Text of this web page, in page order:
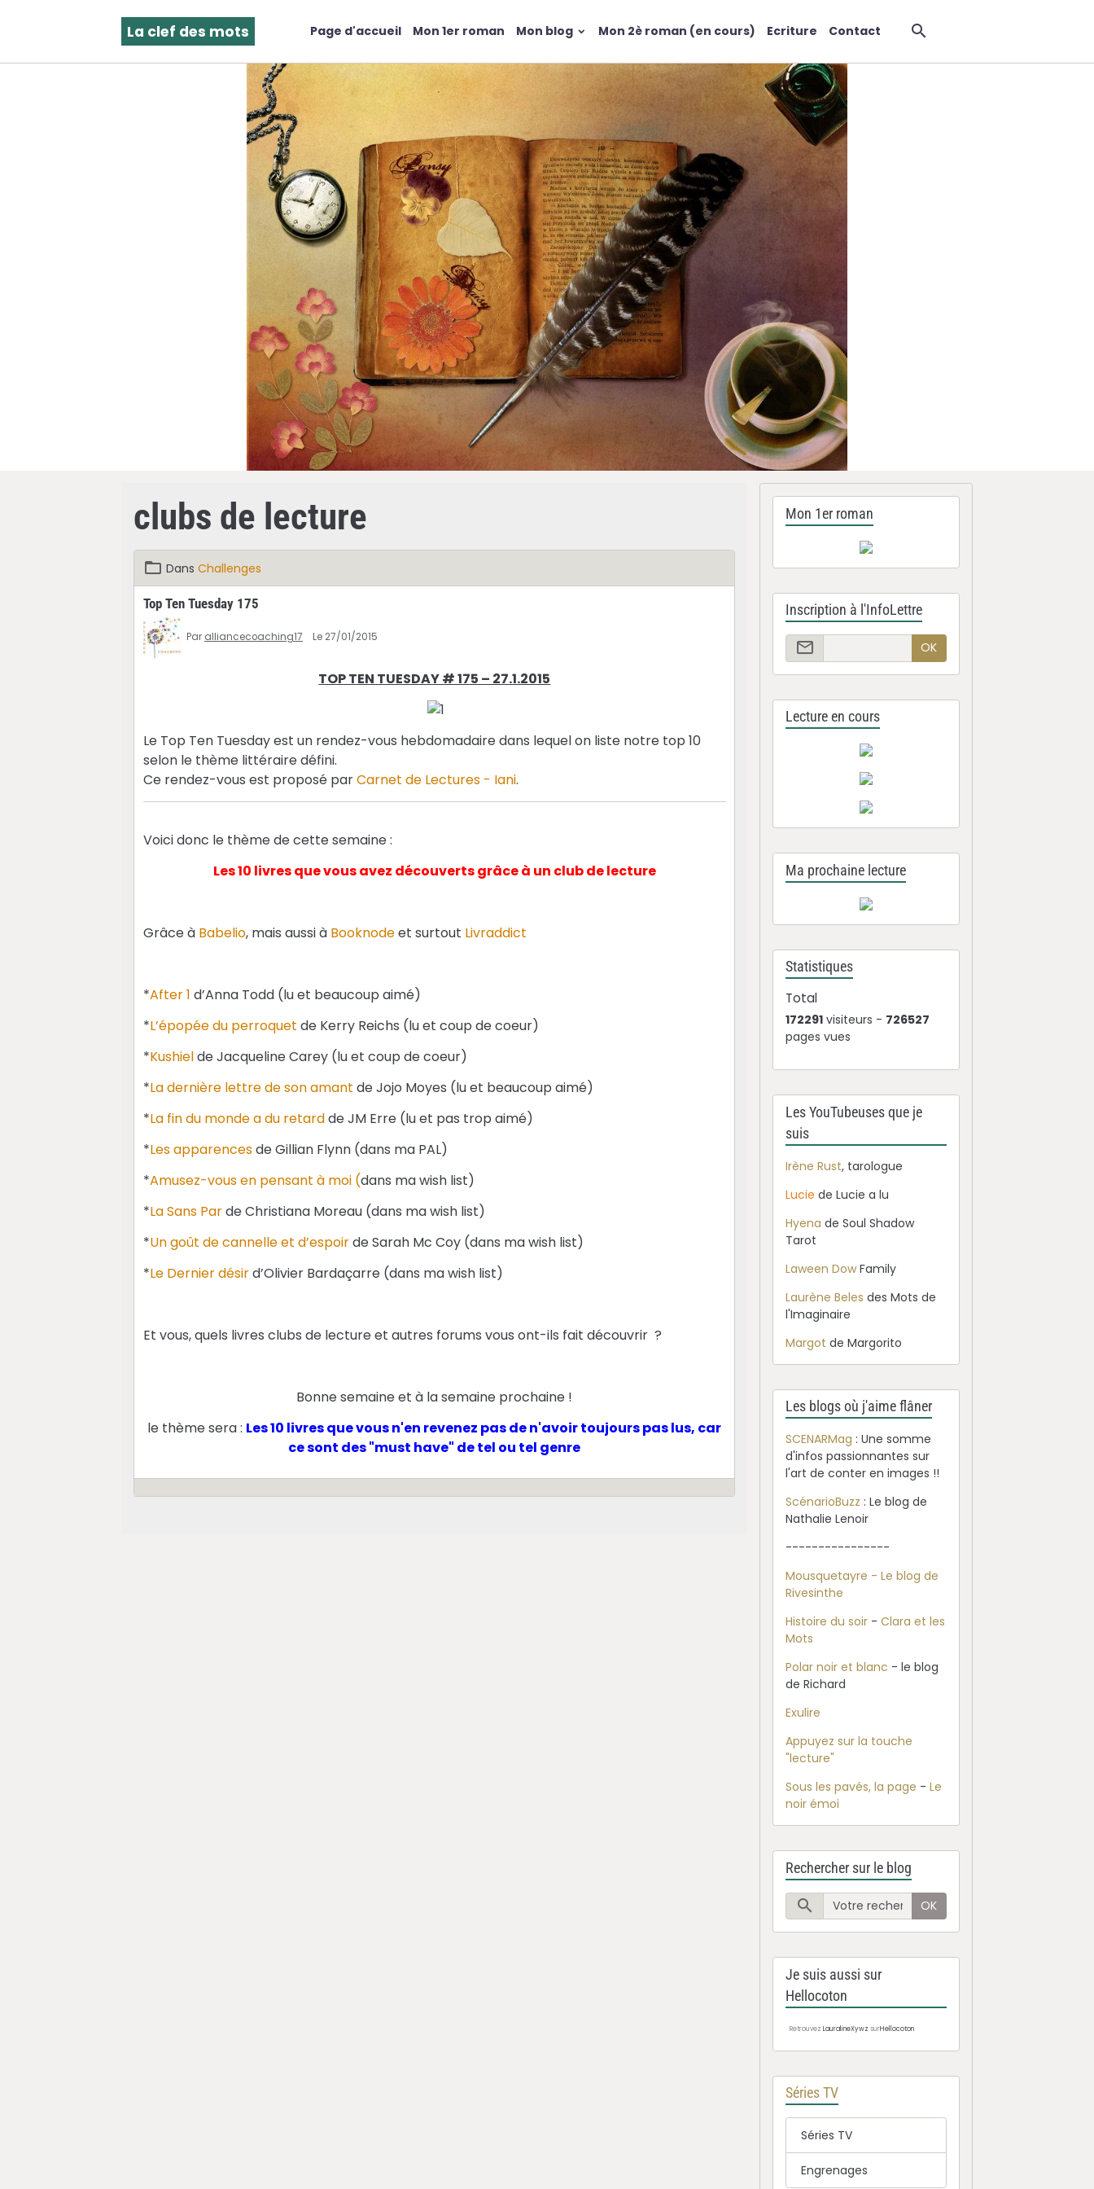
La clef des mots Page d'accueil Mon 1er roman Mon blog Mon 2è roman (en cours) Ecriture Contact
clubs de lecture
Dans Challenges
Top Ten Tuesday 175
Par alliancecoaching17 Le 27/01/2015
TOP TEN TUESDAY # 175 – 27.1.2015
Le Top Ten Tuesday est un rendez-vous hebdomadaire dans lequel on liste notre top 10
selon le thème littéraire défini.
Ce rendez-vous est proposé parCarnet de Lectures - Iani.
Voici donc le thème de cette semaine :
Les 10 livres que vous avez découverts grâce à un club de lecture
Grâce à Babelio, mais aussi à Booknodeet surtout Livraddict
*After 1 d’Anna Todd (lu et beaucoup aimé)
*L’épopée du perroquet de Kerry Reichs (lu et coup de coeur)
*Kushielde Jacqueline Carey (lu et coup de coeur)
*La dernière lettre de son amant de Jojo Moyes (lu et beaucoup aimé)
*La fin du monde a du retardde JM Erre (lu et pas trop aimé)
*Les apparencesde Gillian Flynn (dans ma PAL)
*Amusez-vous en pensant à moi (dans ma wish list)
*La Sans Parde Christiana Moreau (dans ma wish list)
*Un goût de cannelle et d’espoirde Sarah Mc Coy (dans ma wish list)
*Le Dernier désird’Olivier Bardaçarre (dans ma wish list)
Et vous, quels livres clubs de lecture et autres forums vous ont-ils fait découvrir ?
Bonne semaine et à la semaine prochaine !
le thème sera : Les 10 livres que vous n'en revenez pas de n'avoir toujours pas lus, car
ce sont des "must have" de tel ou tel genre
Mon 1er roman
Inscription à l'InfoLettre
OK
Lecture en cours
Ma prochaine lecture
Statistiques
Total
172291 visiteurs - 726527
pages vues
Les YouTubeuses que je
suis
Irène Rust, tarologue
Luciede Lucie a lu
Hyena de Soul Shadow
Tarot
Laween DowFamily
Laurène Beles des Mots de
l'Imaginaire
Margot de Margorito
Les blogs où j'aime flâner
SCENARMag : Une somme
d'infos passionnantes sur
l'art de conter en images !!
ScénarioBuzz : Le blog de
Nathalie Lenoir
----------------
Mousquetayre - Le blog de
Rivesinthe
Histoire du soir -Clara et les
Mots
Polar noir et blanc - le blog
de Richard
Exulire
Appuyez sur la touche
"lecture"
Sous les pavés, la page -Le
noir émoi
Rechercher sur le blog
OK
Je suis aussi sur
Hellocoton
RetrouvezLauralineXywz surHellocoton
Séries TV
Séries TV
Engrenages